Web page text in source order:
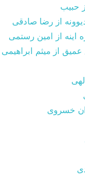
حبیب
از رضا صادقی
از امین رستمی
از میثم ابراهیمی
خسروی